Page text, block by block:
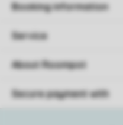
Booking information
Service
About Roompot
Secure payment with